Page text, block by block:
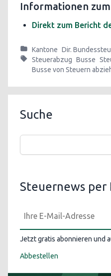
Informationen
Direkt zum Bericht
Kantone Dir.
Steuerabzug Busse
Busse von Steuern
Suche
Steuernews per
Jetzt gratis abonnieren und
Abbestellen